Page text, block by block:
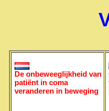
De onbeweeglijkheid van
patiënt in coma
veranderen in beweging